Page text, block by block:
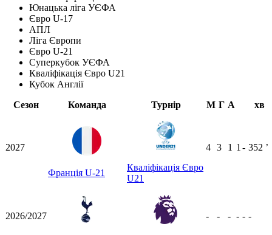
Юнацька ліга УЄФА
Євро U-17
АПЛ
Ліга Європи
Євро U-21
Суперкубок УЄФА
Кваліфікація Євро U21
Кубок Англії
Сезон
Команда Турнір М Г А хв
2027
Франція U-21
Кваліфікація Євро
U21
4 3 1 1 - 352 ʼ
2026/2027 - - - - - -